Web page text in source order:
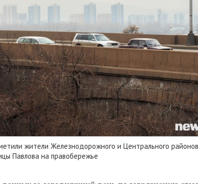
жители Железнодорожного и Центрального районов
Павлова на правобережье